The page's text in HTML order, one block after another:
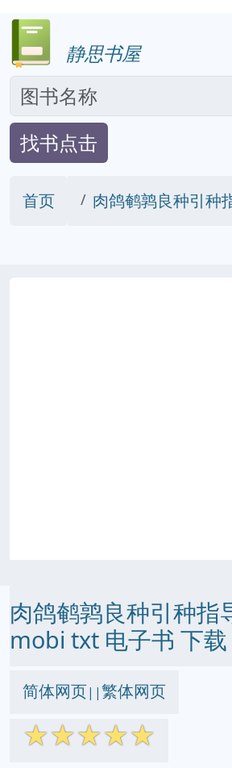
静思书屋
找书点击
首页 肉鸽鹌鹑良种引种
肉鸽鹌鹑良种引种
mobi txt 电子书 下载
简体网页||繁体网页
☆☆☆☆☆